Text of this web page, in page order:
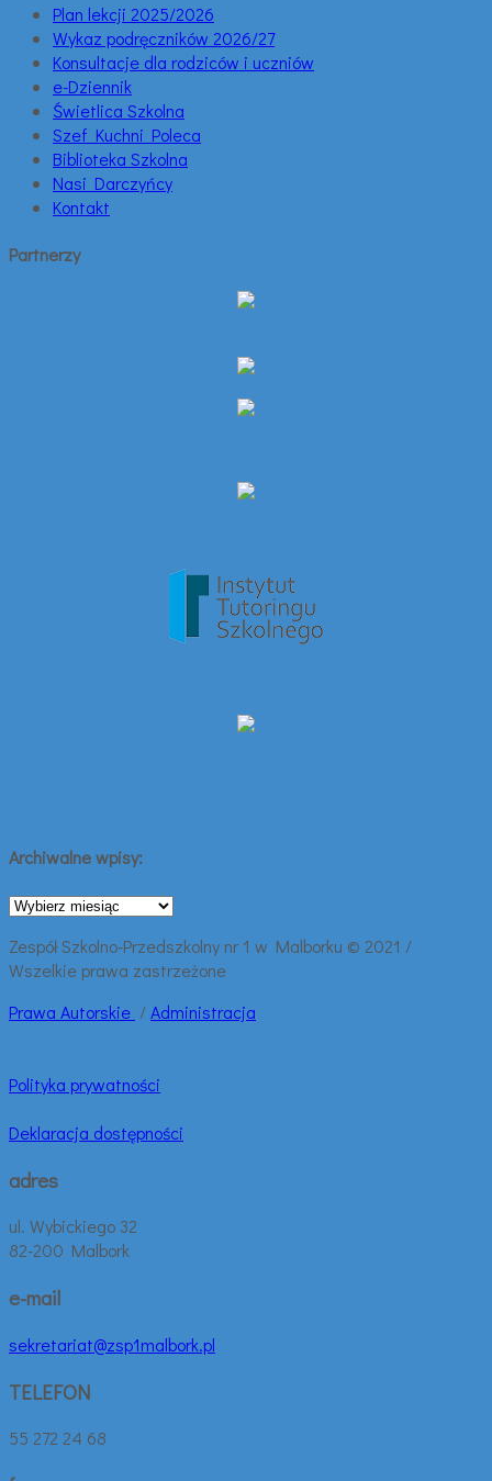
Plan lekcji 2025/2026
Wykaz podręczników 2026/27
Konsultacje dla rodziców i uczniów
e-Dziennik
Świetlica Szkolna
Szef Kuchni Poleca
Biblioteka Szkolna
Nasi Darczyńcy
Kontakt
Partnerzy
Archiwalne wpisy:
Archiwalne
Zespół Szkolno-Przedszkolny nr 1 w Malborku © 2021 /
Wszelkie prawa zastrzeżone
Prawa Autorskie /Administracja
Polityka prywatności
Deklaracja dostępności
adres
ul. Wybickiego 32
82-200 Malbork
e-mail
sekretariat@zsp1malbork.pl
TELEFON
55 272 24 68